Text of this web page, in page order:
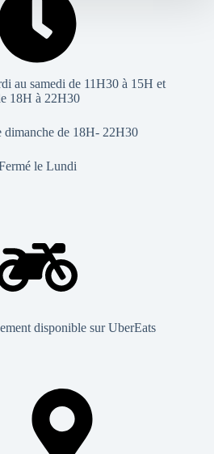
au samedi de 11H30 à 15H et
18H à 22H30
de 18H- 22H30
le Lundi
disponible sur UberEats